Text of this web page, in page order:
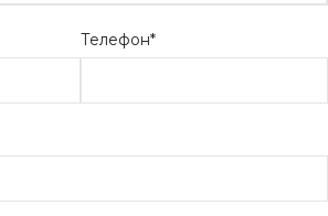
Телефон*